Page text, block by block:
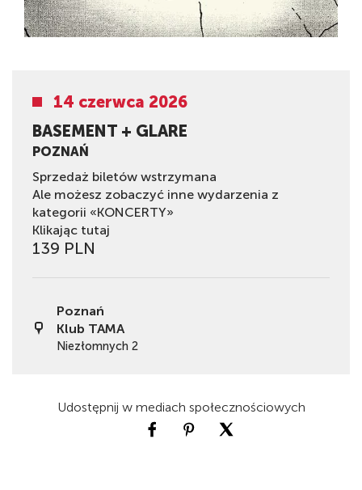
14 czerwca 2026
BASEMENT + GLARE
POZNAŃ
Sprzedaż biletów wstrzymana
Ale możesz zobaczyć inne wydarzenia z
kategorii «KONCERTY»
Klikając tutaj
139 PLN
Poznań
Klub TAMA
Niezłomnych 2
Udostępnij w mediach społecznościowych